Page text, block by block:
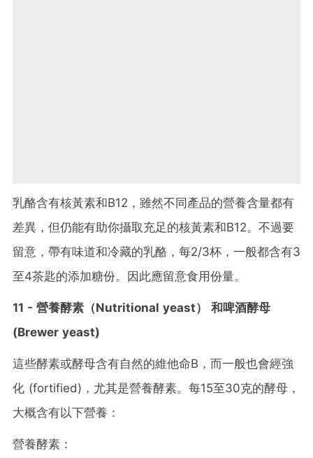
乳酪含有核黃素和B12，雖然不同產品的營養含量都有
差異，但仍能有助你攝取充足的核黃素和B12。不過要
留意，帶有味道和冷藏的乳酪，每2/3杯，一般都含有3
至4茶匙的添加糖份。因此應留意食用份量。
11 - 營養酵素（Nutritional yeast） 和啤酒酵母
(Brewer yeast)
這些酵素或酵母含有自然的維他命B，而一般也會經強
化 (fortified)，尤其是營養酵素。每15至30克的酵母，
大概含有以下營養：
營養酵素：